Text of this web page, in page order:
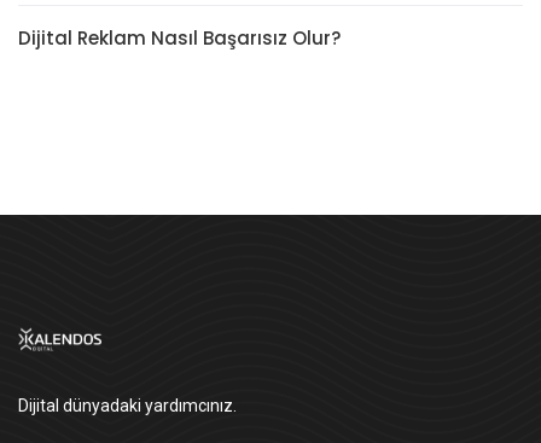
Dijital Reklam Nasıl Başarısız Olur?
Dijital dünyadaki yardımcınız.